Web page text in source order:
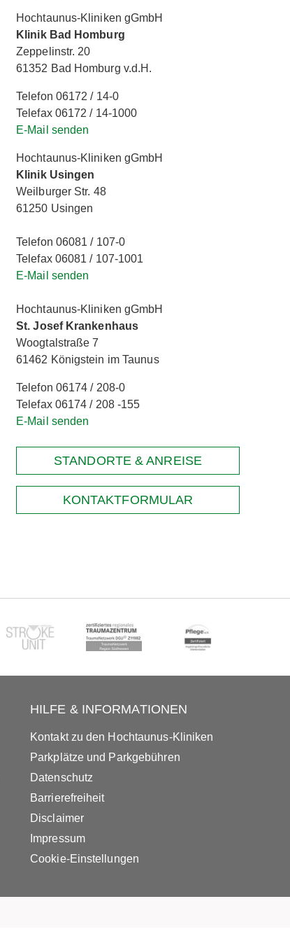
Hochtaunus-Kliniken gGmbH
Klinik Bad Homburg
Zeppelinstr. 20
61352 Bad Homburg v.d.H.
Telefon 06172 / 14-0
Telefax 06172 / 14-1000
E-Mail senden
Hochtaunus-Kliniken gGmbH
Klinik Usingen
Weilburger Str. 48
61250 Usingen
Telefon 06081 / 107-0
Telefax 06081 / 107-1001
E-Mail senden
Hochtaunus-Kliniken gGmbH
St. Josef Krankenhaus
Woogtalstraße 7
61462 Königstein im Taunus
Telefon 06174 / 208-0
Telefax 06174 / 208 -155
E-Mail senden
STANDORTE & ANREISE
KONTAKTFORMULAR
HILFE & INFORMATIONEN
Kontakt zu den Hochtaunus-Kliniken
Parkplätze und Parkgebühren
Datenschutz
Barrierefreiheit
Disclaimer
Impressum
Cookie-Einstellungen